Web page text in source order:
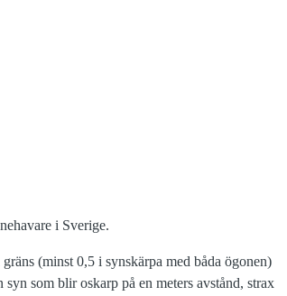
i Sverige.
(minst 0,5 i synskärpa med båda ögonen)
som blir oskarp på en meters avstånd, strax